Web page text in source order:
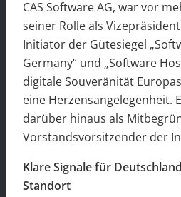
CAS Software AG, war vor
seiner Rolle als
Initiator der Gütesiegel
Germany“ und „Software
digitale Souveränität
eine Herzensangelegenheit.
darüber hinaus als
Vorstandsvorsitzender der
Klare Signale für
Standort